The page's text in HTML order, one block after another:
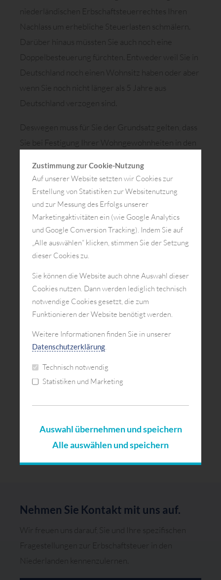
niederländischen Erbschaftsteuerrechtes Ihren
Nachlass um erhebliche Steuerlasten schmälern.
Darüber hinaus müssten Sie auch noch eine
Doppelbesteuerung fürchten. Entweder weil Sie in
Deutschland noch einen Wohnsitz haben oder aber
wenn Sie noch nicht länger als 5 Jahre aus
Deutschland verzogen sind.
Deswegen muss für Sie der Grundsatz gelten, dass
Sie bei Festigung Ihrer Wohngewohnheiten in den
Detailierte Informationen haben wir für Sie in den
beiden untenstehenden Videos zusammengestellt.
Youtube-Videos anzeigen
(Es werden Daten an Dritte gesendet)
Mehr Informationen
Mehr Informationen
Nehmen Sie Kontakt mit uns auf.
Wir freuen uns darauf, Sie und Ihre spezifischen
Fragestellungen zur Erbschaftsteuer in den
Niederlanden kennenzulernen.
Zustimmung zur Cookie-Nutzung
Auf unserer Website setzten wir Cookies zur
Erstellung von Statistiken zur Websitenutzung
und zur Messung des Erfolgs unserer
Marketingaktivitäten ein (wie Google Analytics
und Google Conversion Tracking). Indem Sie auf
„Alle auswählen“ klicken, stimmen Sie der Setzung
dieser Cookies zu.
Sie können die Website auch ohne Auswahl dieser
Cookies nutzen. Dann werden lediglich technisch
notwendige Cookies gesetzt, die zum
Funktionieren der Website benötigt werden.
Weitere Informationen finden Sie in unserer
Datenschutzerklärung
Technisch notwendig
Statistiken und Marketing
Auswahl übernehmen und speichern
Alle auswählen und speichern